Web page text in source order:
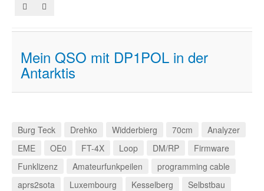
Mein QSO mit DP1POL in der
Antarktis
Burg Teck Drehko Widderbierg 70cm
Analyzer
EME
OE0 FT-4X Loop DM/RP
Firmware
Funklizenz
Amateurfunkpeilen
programming cable
aprs2sota
Luxembourg Kesselberg
Selbstbau